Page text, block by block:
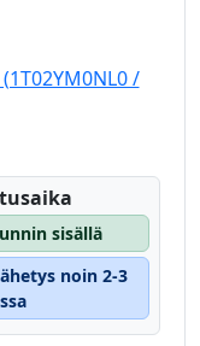
/
sisällä
noin 2-3